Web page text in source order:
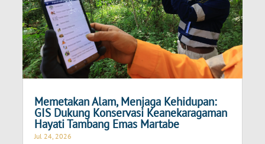
Memetakan Alam, Menjaga Kehidupan:
GIS Dukung Konservasi Keanekaragaman
Hayati Tambang Emas Martabe
Jul 24, 2026